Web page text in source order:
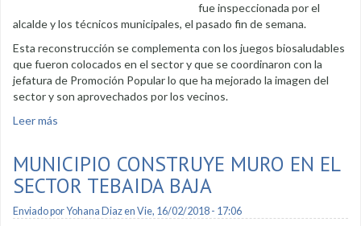
fue inspeccionada por el
alcalde y los técnicos municipales, el pasado fin de semana.
Esta reconstrucción se complementa con los juegos biosaludables
que fueron colocados en el sector y que se coordinaron con la
jefatura de Promoción Popular lo que ha mejorado la imagen del
sector y son aprovechados por los vecinos.
Leer más
MUNICIPIO CONSTRUYE MURO EN EL
SECTOR TEBAIDA BAJA
Enviado porYohana Diazen Vie, 16/02/2018 - 17:06